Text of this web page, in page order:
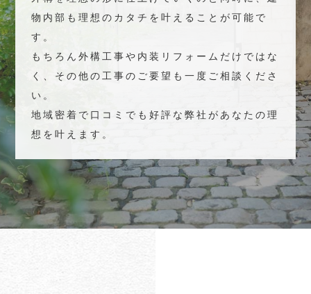
物内部も理想のカタチを叶えることが可能で
す。
もちろん外構工事や内装リフォームだけではな
く、その他の工事のご要望も一度ご相談くださ
い。
地域密着で口コミでも好評な弊社があなたの理
想を叶えます。